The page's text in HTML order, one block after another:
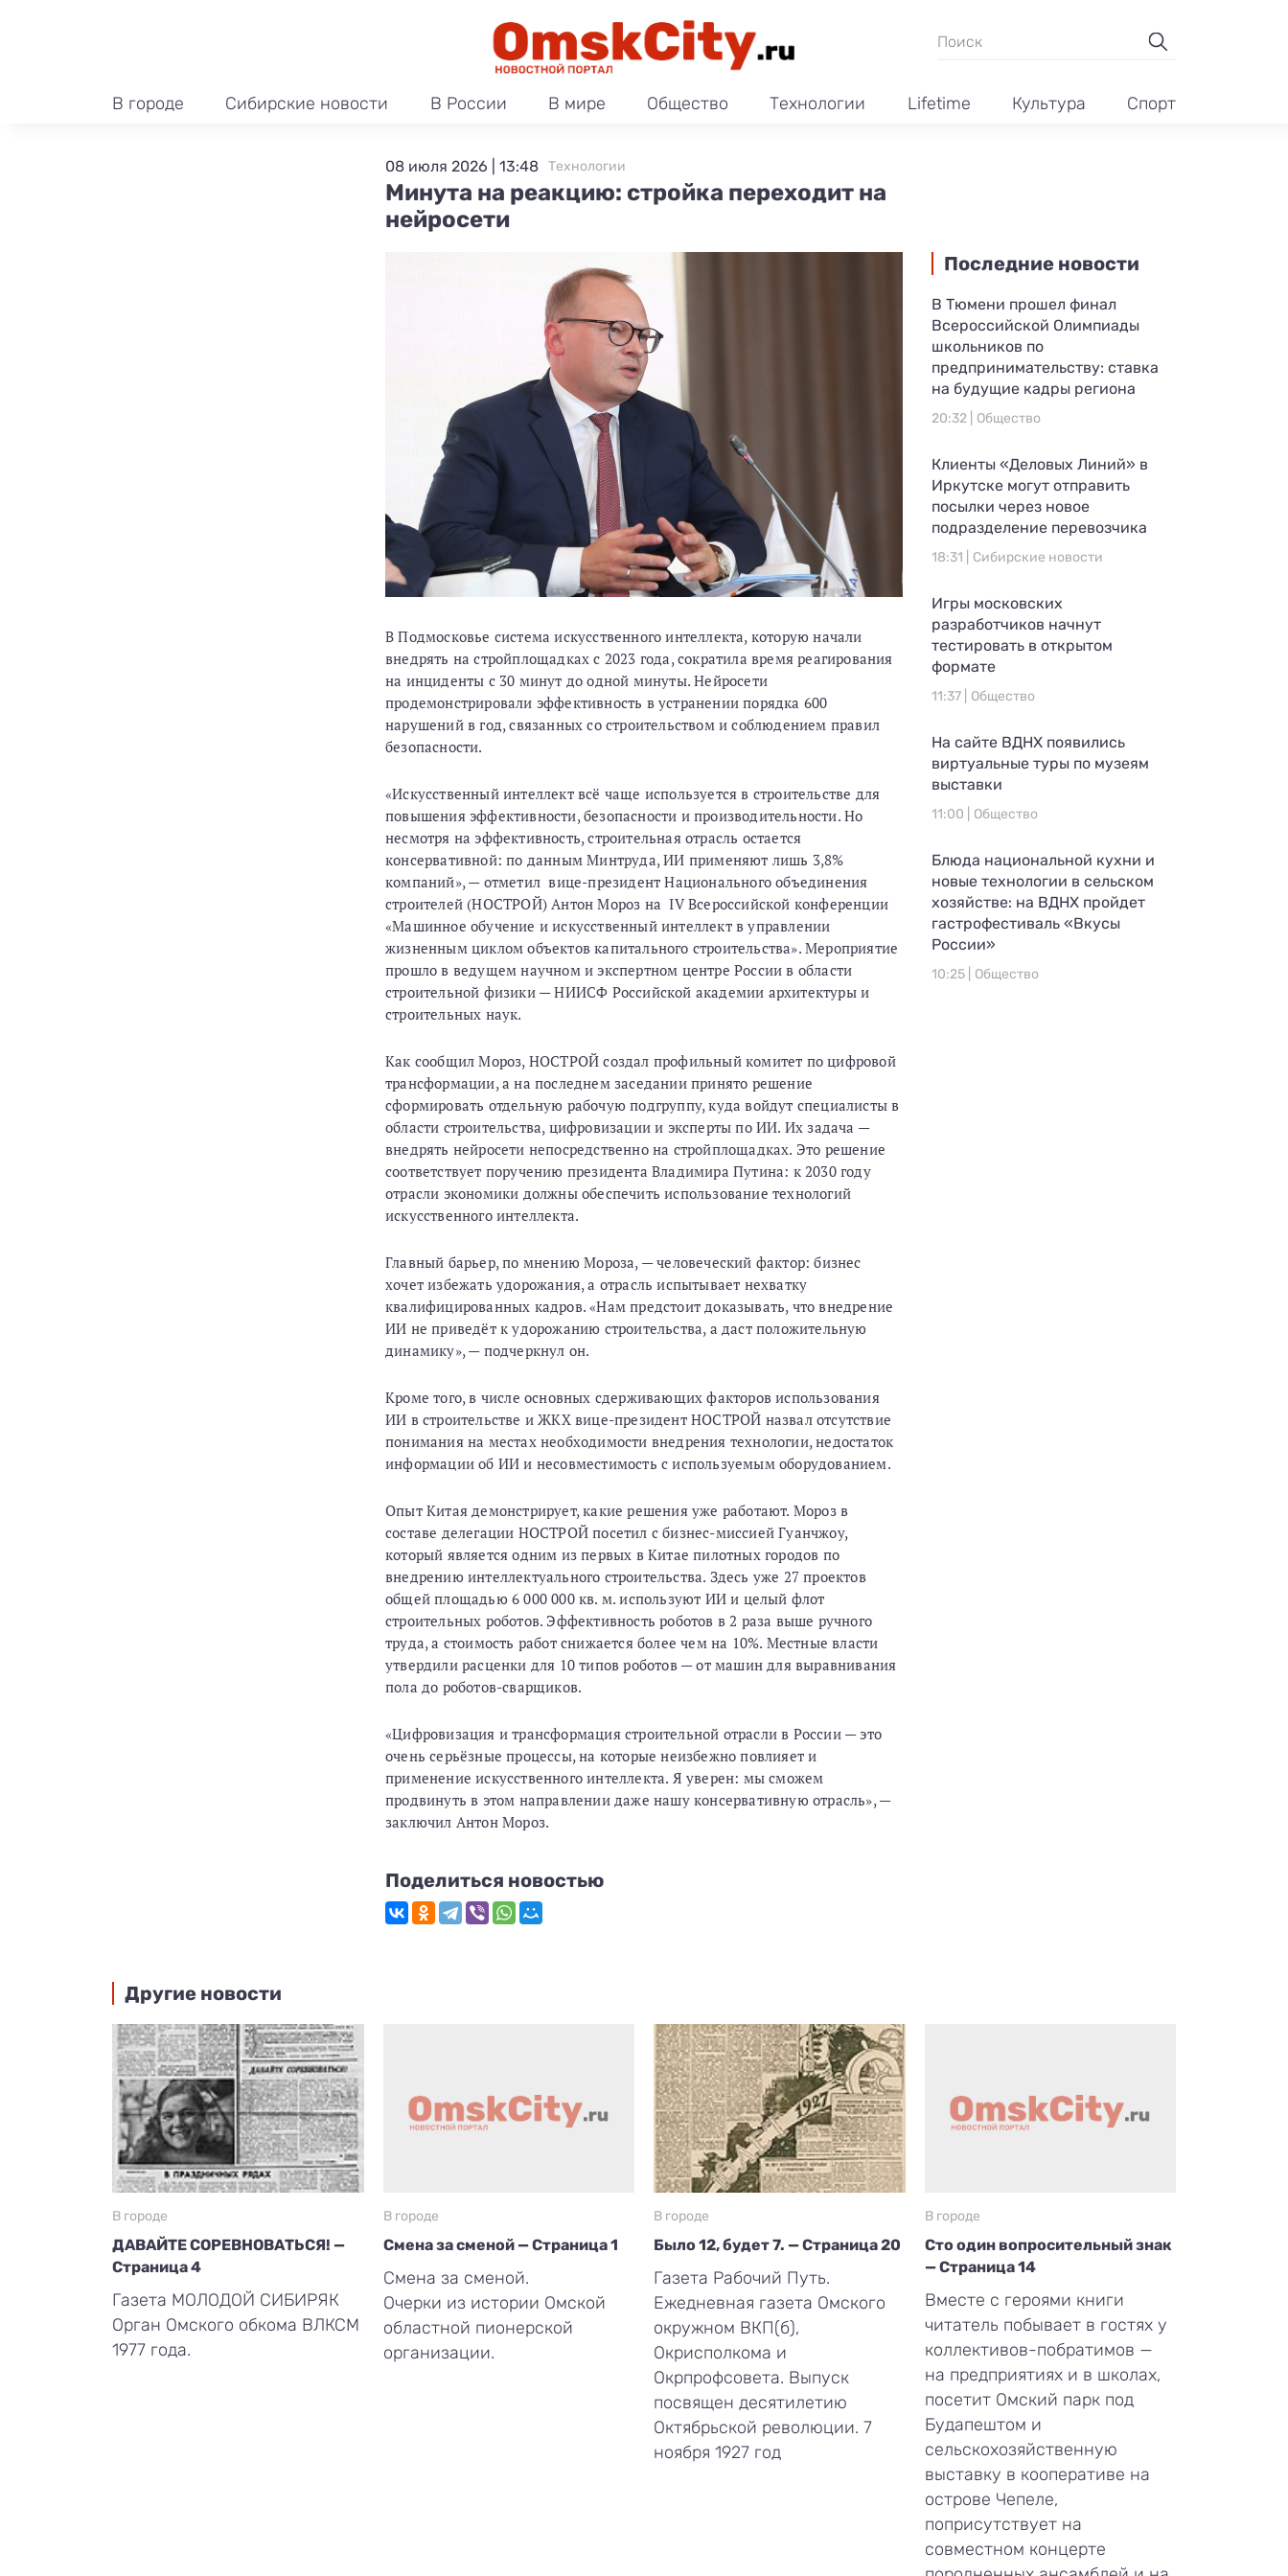
В городе Сибирские новости В России В мире Общество Технологии Lifetime Культура Спорт
Минута на реакцию: стройка переходит на
нейросети
08 июля 2026 | 13:48 Технологии
В Подмосковье система искусственного интеллекта, которую начали
внедрять на стройплощадках с 2023 года, сократила время реагирования
на инциденты с 30 минут до одной минуты. Нейросети
продемонстрировали эффективность в устранении порядка 600
нарушений в год, связанных со строительством и соблюдением правил
безопасности.
«Искусственный интеллект всё чаще используется в строительстве для
повышения эффективности, безопасности и производительности. Но
несмотря на эффективность, строительная отрасль остается
консервативной: по данным Минтруда, ИИ применяют лишь 3,8%
компаний», — отметил вице-президент Национального объединения
строителей (НОСТРОЙ) Антон Мороз на IV Всероссийской конференции
«Машинное обучение и искусственный интеллект в управлении
жизненным циклом объектов капитального строительства». Мероприятие
прошло в ведущем научном и экспертном центре России в области
строительной физики — НИИСФ Российской академии архитектуры и
строительных наук.
Как сообщил Мороз, НОСТРОЙ создал профильный комитет по цифровой
трансформации, а на последнем заседании принято решение
сформировать отдельную рабочую подгруппу, куда войдут специалисты в
области строительства, цифровизации и эксперты по ИИ. Их задача —
внедрять нейросети непосредственно на стройплощадках. Это решение
соответствует поручению президента Владимира Путина: к 2030 году
отрасли экономики должны обеспечить использование технологий
искусственного интеллекта.
Главный барьер, по мнению Мороза, — человеческий фактор: бизнес
хочет избежать удорожания, а отрасль испытывает нехватку
квалифицированных кадров. «Нам предстоит доказывать, что внедрение
ИИ не приведёт к удорожанию строительства, а даст положительную
динамику», — подчеркнул он.
Кроме того, в числе основных сдерживающих факторов использования
ИИ в строительстве и ЖКХ вице-президент НОСТРОЙ назвал отсутствие
понимания на местах необходимости внедрения технологии, недостаток
информации об ИИ и несовместимость с используемым оборудованием.
Опыт Китая демонстрирует, какие решения уже работают. Мороз в
составе делегации НОСТРОЙ посетил с бизнес-миссией Гуанчжоу,
который является одним из первых в Китае пилотных городов по
внедрению интеллектуального строительства. Здесь уже 27 проектов
общей площадью 6 000 000 кв. м. используют ИИ и целый флот
строительных роботов. Эффективность роботов в 2 раза выше ручного
труда, а стоимость работ снижается более чем на 10%. Местные власти
утвердили расценки для 10 типов роботов — от машин для выравнивания
пола до роботов-сварщиков.
«Цифровизация и трансформация строительной отрасли в России — это
очень серьёзные процессы, на которые неизбежно повлияет и
применение искусственного интеллекта. Я уверен: мы сможем
продвинуть в этом направлении даже нашу консервативную отрасль», —
заключил Антон Мороз.
Поделиться новостью
Последние новости
В Тюмени прошел финал
Всероссийской Олимпиады
школьников по
предпринимательству: ставка
на будущие кадры региона
20:32 | Общество
Клиенты «Деловых Линий» в
Иркутске могут отправить
посылки через новое
подразделение перевозчика
18:31 | Сибирские новости
Игры московских
разработчиков начнут
тестировать в открытом
формате
11:37 | Общество
На сайте ВДНХ появились
виртуальные туры по музеям
выставки
11:00 | Общество
Блюда национальной кухни и
новые технологии в сельском
хозяйстве: на ВДНХ пройдет
гастрофестиваль «Вкусы
России»
10:25 | Общество
Другие новости
В городе
ДАВАЙТЕ СОРЕВНОВАТЬСЯ! —
Страница 4
Газета МОЛОДОЙ СИБИРЯК
Орган Омского обкома ВЛКСМ
1977 года.
В городе
Смена за сменой — Страница 1
Смена за сменой.
Очерки из истории Омской
областной пионерской
организации.
В городе
Было 12, будет 7. — Страница 20
Газета Рабочий Путь.
Ежедневная газета Омского
окружном ВКП(б),
Окрисполкома и
Окрпрофсовета. Выпуск
посвящен десятилетию
Октябрьской революции. 7
ноября 1927 год
В городе
Сто один вопросительный знак
— Страница 14
Вместе с героями книги
читатель побывает в гостях у
коллективов-побратимов —
на предприятиях и в школах,
посетит Омский парк под
Будапештом и
сельскохозяйственную
выставку в кооперативе на
острове Чепеле,
поприсутствует на
совместном концерте